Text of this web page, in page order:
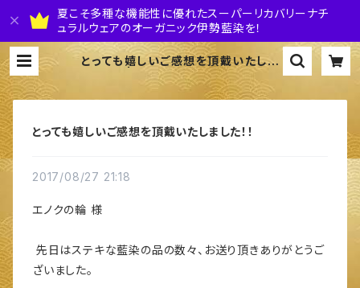
夏こそ多種な機能性に優れたスーパーリカバリーナチ
ュラルウェアのオーガニック伊勢藍染を！
とっても嬉しいご感想を頂戴いたしま
した！！ | 株式会社 伊勢藍JAPAN
とっても嬉しいご感想を頂戴いたしました！！
2017/08/27 21:18
エノクの輪 様
先日はステキな藍染の品の数々、お送り頂きありがとうご
ざいました。